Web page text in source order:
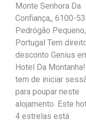
Monte Senhora Da
Confiança,, 6100-
Pedrógão Pequeno,
Portugal Tem
desconto Genius
Hotel Da
tem de iniciar
para poupar neste
alojamento. Este
4 estrelas está